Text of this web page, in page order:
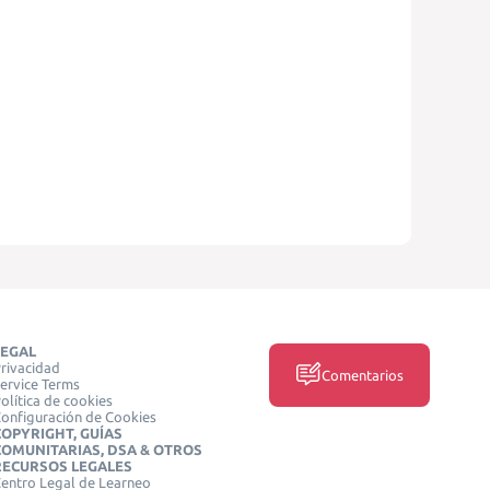
Terms
de cookies
de Cookies
GUÍAS
DSA & OTROS
LEGALES
Legal de Learneo
Comentarios